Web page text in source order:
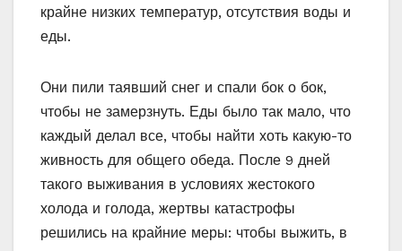
крайне низких температур, отсутствия воды и
еды.
Они пили таявший снег и спали бок о бок,
чтобы не замерзнуть. Еды было так мало, что
каждый делал все, чтобы найти хоть какую-то
живность для общего обеда. После 9 дней
такого выживания в условиях жестокого
холода и голода, жертвы катастрофы
решились на крайние меры: чтобы выжить, в